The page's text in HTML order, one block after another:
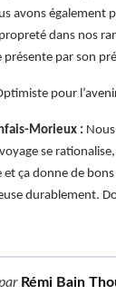
avons également
dans nos
présente par son
pour
Morieux :
se
ça donne de
durablement.
Rémi Bain